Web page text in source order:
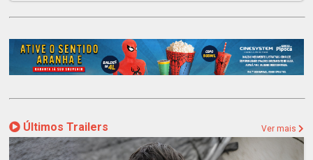
Últimos Trailers Ver mais